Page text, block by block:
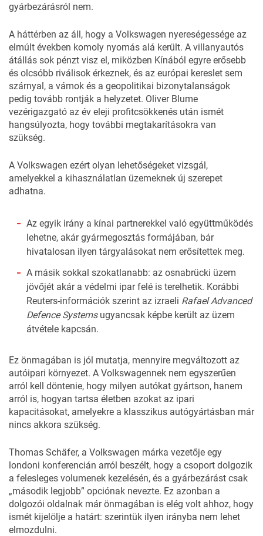
gyárbezárásról nem.
A háttérben az áll, hogy a Volkswagen nyereségessége az
elmúlt években komoly nyomás alá került. A villanyautós
átállás sok pénzt visz el, miközben Kínából egyre erősebb
és olcsóbb riválisok érkeznek, és az európai kereslet sem
szárnyal, a vámok és a geopolitikai bizonytalanságok
pedig tovább rontják a helyzetet. Oliver Blume
vezérigazgató az év eleji profitcsökkenés után ismét
hangsúlyozta, hogy további megtakarításokra van
szükség.
A Volkswagen ezért olyan lehetőségeket vizsgál,
amelyekkel a kihasználatlan üzemeknek új szerepet
adhatna.
Az egyik irány a kínai partnerekkel való együttműködés
lehetne, akár gyármegosztás formájában, bár
hivatalosan ilyen tárgyalásokat nem erősítettek meg.
A másik sokkal szokatlanabb: az osnabrücki üzem
jövőjét akár a védelmi ipar felé is terelhetik. Korábbi
Reuters-információk szerint az izraeli Rafael Advanced
Defence Systemsugyancsak képbe került az üzem
átvétele kapcsán.
Ez önmagában is jól mutatja, mennyire megváltozott az
autóipari környezet. A Volkswagennek nem egyszerűen
arról kell döntenie, hogy milyen autókat gyártson, hanem
arról is, hogyan tartsa életben azokat az ipari
kapacitásokat, amelyekre a klasszikus autógyártásban már
nincs akkora szükség.
Thomas Schäfer, a Volkswagen márka vezetője egy
londoni konferencián arról beszélt, hogy a csoport dolgozik
a felesleges volumenek kezelésén, és a gyárbezárást csak
„második legjobb” opciónak nevezte. Ez azonban a
dolgozói oldalnak már önmagában is elég volt ahhoz, hogy
ismét kijelölje a határt: szerintük ilyen irányba nem lehet
elmozdulni.